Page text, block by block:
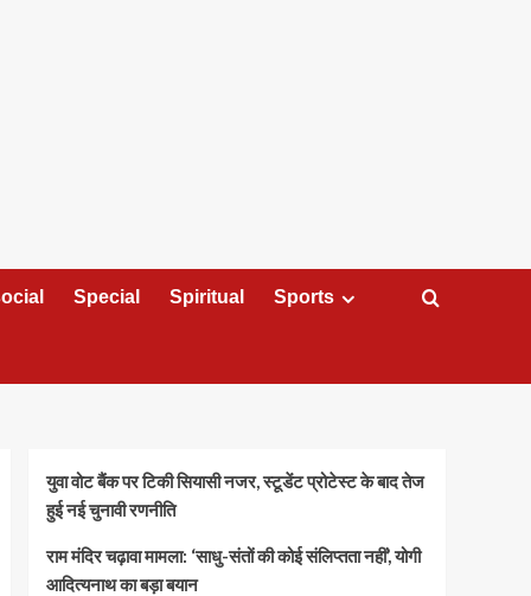
Special Spiritual Sports
युवा वोट बैंक पर टिकी सियासी नजर, स्टूडेंट प्रोटेस्ट के बाद तेज
हुई नई चुनावी रणनीति
राम मंदिर चढ़ावा मामला: ‘साधु-संतों की कोई संलिप्तता नहीं’, योगी
आदित्यनाथ का बड़ा बयान